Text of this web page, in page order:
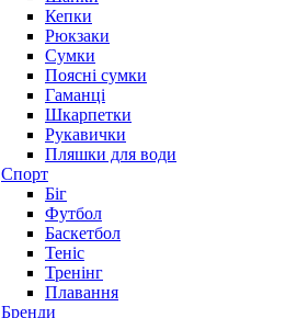
Кепки
Рюкзаки
Сумки
Поясні сумки
Гаманці
Шкарпетки
Рукавички
Пляшки для води
Спорт
Біг
Футбол
Баскетбол
Теніс
Тренінг
Плавання
Бренди